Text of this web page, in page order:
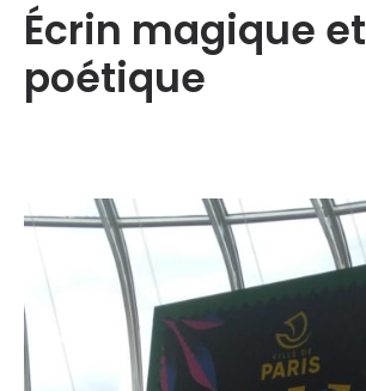
Écrin magique et
poétique